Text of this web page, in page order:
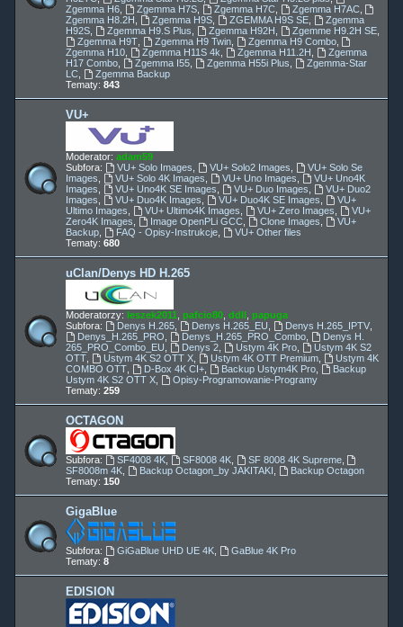
Zgemma H6
Zgemma H7S, Zgemma H7C, Zgemma H7AC,
Zgemma H8.2H
Zgemma H9S, ZGEMMA H9S SE,
Zgemma
H92S
Zgemma H9.S Plus Zgemma H92H Zgemme H9.2H SE,
Zgemma H9T, Zgemma H9 Twin, Zgemma H9 Combo,
Zgemma H10
Zgemma H11S 4k Zgemma H11.2H
Zgemma
H17 Combo
Zgemma I55, Zgemma H55i Plus
Zgemma-Star
LC
Zgemma Backup
Tematy: 843
VU+
Moderator: adam59
Subfora:
VU+ Solo Images VU+ Solo2 Images
VU+ Solo Se
Images
VU+ Solo 4K Images VU+ Uno Images
VU+ Uno4K
Images
VU+ Uno4K SE Images VU+ Duo Images
VU+ Duo2
Images
VU+ Duo4K Images VU+ Duo4K SE Images
VU+
Ultimo Images
VU+ Ultimo4K Images VU+ Zero Images
VU+
Zero4K Images
Image OpenPLi GCC, Clone Images
VU+
Backup
FAQ - Opisy-Instrukcje,
VU+ Other files
Tematy: 680
uClan/Denys HD H.265
Moderatorzy: leszek2011 pafcio80 ddll papuga
Subfora:
Denys H.265, Denys H.265_EU Denys H.265_IPTV,
Denys_H.265_PRO
Denys_H.265_PRO_Combo,
Denys H.
265_PRO_Combo_EU
Denys 2, Ustym 4K Pro,
Ustym 4K S2
OTT
Ustym 4K S2 OTT X, Ustym 4K OTT Premium,
Ustym 4K
COMBO OTT
D-Box 4K CI+, Backup Ustym4K Pro,
Backup
Ustym 4K S2 OTT X
Opisy-Programowanie-Programy
Tematy: 259
OCTAGON
Subfora: SF4008 4K, SF8008 4K, SF 8008 4K Supreme,
SF8008m 4K
Backup Octagon_by JAKITAKI
Backup Octagon
Tematy: 150
GigaBlue
Subfora: GiGaBlue UHD UE 4K,
GaBlue 4K Pro
Tematy: 8
EDISION